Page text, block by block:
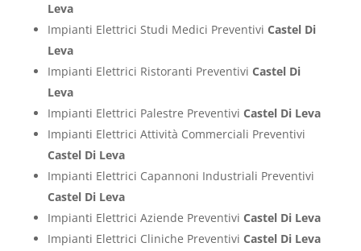
Leva
Impianti Elettrici Studi Medici Preventivi Castel Di
Leva
Impianti Elettrici Ristoranti Preventivi Castel Di
Leva
Impianti Elettrici Palestre Preventivi Castel Di Leva
Impianti Elettrici Attività Commerciali Preventivi
Castel Di Leva
Impianti Elettrici Capannoni Industriali Preventivi
Castel Di Leva
Impianti Elettrici Aziende Preventivi Castel Di Leva
Impianti Elettrici Cliniche Preventivi Castel Di Leva